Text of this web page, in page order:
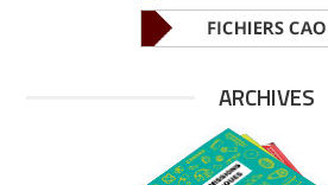
ARCHIVES